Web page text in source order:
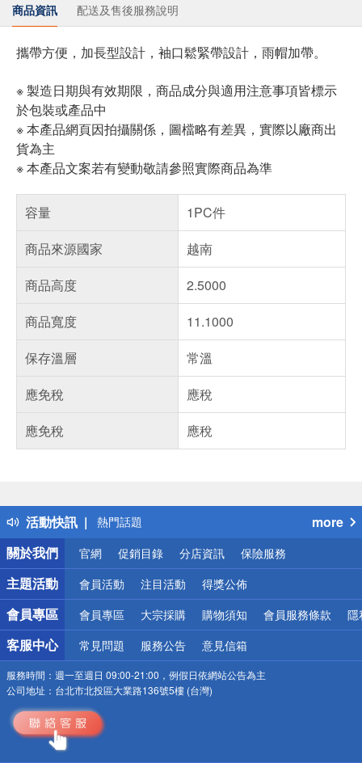
商品資訊 配送及售後服務說明
攜帶方便，加長型設計，袖口鬆緊帶設計，雨帽加帶。
※ 製造日期與有效期限，商品成分與適用注意事項皆標示
於包裝或產品中
※ 本產品網頁因拍攝關係，圖檔略有差異，實際以廠商出
貨為主
※ 本產品文案若有變動敬請參照實際商品為準
容量
1PC件
商品來源國家
越南
商品高度
2.5000
商品寬度
11.1000
保存溫層
常溫
應免稅
應稅
應免稅
應稅
活動快訊
得獎公告
熱門話題
銀行優惠
偏遠地區配送
詐騙網頁！請小心！
more
關於我們
官網 促銷目錄 分店資訊 保險服務
主題活動 會員活動 注目活動 得獎公佈
會員專區 會員專區 大宗採購 購物須知 會員服務條款 隱
客服中心 常見問題 服務公告 意見信箱
服務時間： 週一至週日 09:00-21:00，例假日依網站公告為主
公司地址： 台北市北投區大業路136號5樓 (台灣)